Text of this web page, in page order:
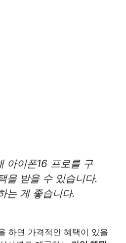
아이폰16 프로를 구
을 받을 수 있습니다.
는 게 좋습니다.
하면 가격적인 혜택이 있을